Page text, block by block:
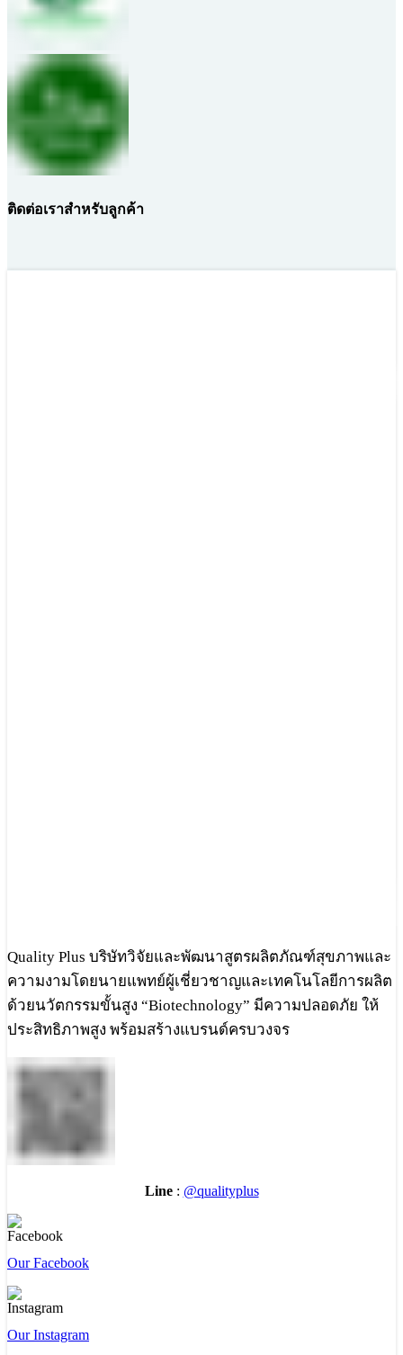
ติดต่อเราสำหรับลูกค้า
Quality Plus บริษัทวิจัยและพัฒนาสูตรผลิตภัณฑ์สุขภาพและ
ความงามโดยนายแพทย์ผู้เชี่ยวชาญและเทคโนโลยีการผลิต
ด้วยนวัตกรรมขั้นสูง “Biotechnology” มีความปลอดภัย ให้
ประสิทธิภาพสูง พร้อมสร้างแบรนด์ครบวงจร
Line: @qualityplus
Our Facebook
Our Instagram